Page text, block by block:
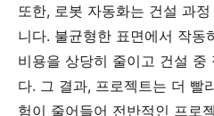
또한, 로봇 자동화는 건설 과
니다. 불균형한 표면에서 작동
비용을 상당히 줄이고 건설 중
다. 그 결과, 프로젝트는 더 빨
험이 줄어들어 전반적인 프로